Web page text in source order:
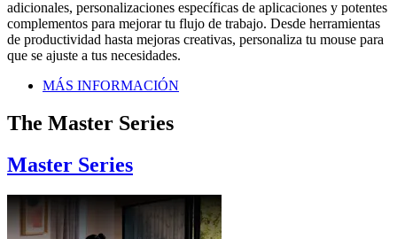
adicionales, personalizaciones específicas de aplicaciones y potentes
complementos para mejorar tu flujo de trabajo. Desde herramientas
de productividad hasta mejoras creativas, personaliza tu mouse para
que se ajuste a tus necesidades.
MÁS INFORMACIÓN
The Master Series
Master Series